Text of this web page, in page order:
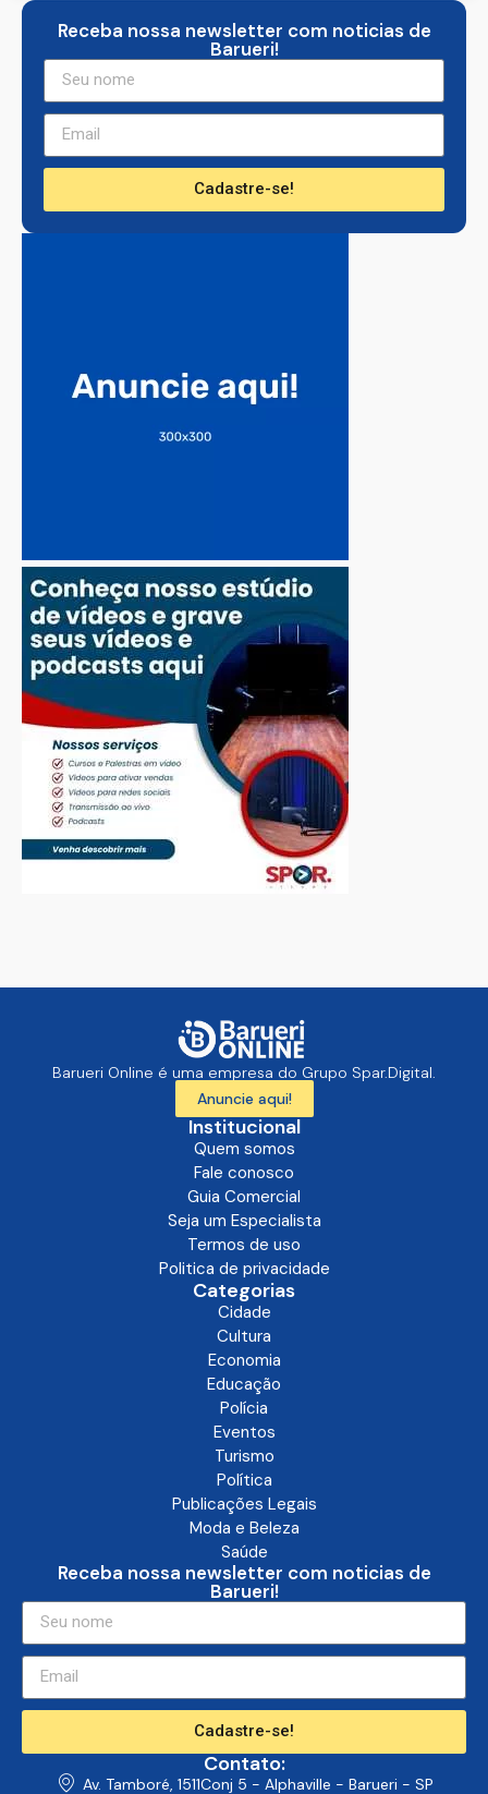
Receba nossa newsletter com noticias de
Barueri!
Cadastre-se!
Barueri Online é uma empresa do Grupo Spar.Digital.
Anuncie aqui!
Institucional
Quem somos
Fale conosco
Guia Comercial
Seja um Especialista
Termos de uso
Politica de privacidade
Categorias
Cidade
Cultura
Economia
Educação
Polícia
Eventos
Turismo
Política
Publicações Legais
Moda e Beleza
Saúde
Receba nossa newsletter com noticias de
Barueri!
Cadastre-se!
Contato:
Av. Tamboré, 1511Conj 5 - Alphaville - Barueri - SP